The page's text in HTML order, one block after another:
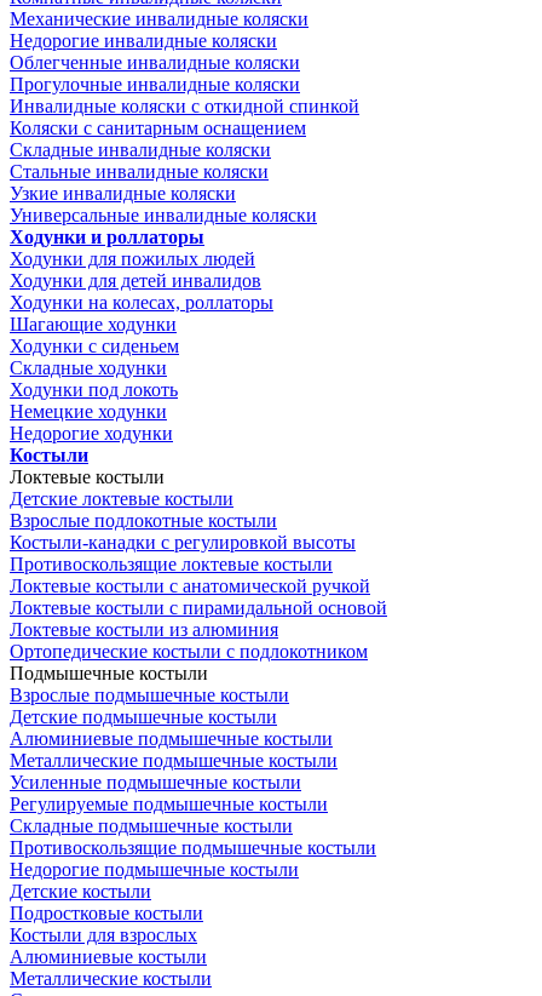
Механические инвалидные коляски
Недорогие инвалидные коляски
Облегченные инвалидные коляски
Прогулочные инвалидные коляски
Инвалидные коляски с откидной спинкой
Коляски с санитарным оснащением
Складные инвалидные коляски
Стальные инвалидные коляски
Узкие инвалидные коляски
Универсальные инвалидные коляски
Ходунки и роллаторы
Ходунки для пожилых людей
Ходунки для детей инвалидов
Ходунки на колесах, роллаторы
Шагающие ходунки
Ходунки с сиденьем
Складные ходунки
Ходунки под локоть
Немецкие ходунки
Недорогие ходунки
Костыли
Локтевые костыли
Детские локтевые костыли
Взрослые подлокотные костыли
Костыли-канадки с регулировкой высоты
Противоскользящие локтевые костыли
Локтевые костыли с анатомической ручкой
Локтевые костыли с пирамидальной основой
Локтевые костыли из алюминия
Ортопедические костыли с подлокотником
Подмышечные костыли
Взрослые подмышечные костыли
Детские подмышечные костыли
Алюминиевые подмышечные костыли
Металлические подмышечные костыли
Усиленные подмышечные костыли
Регулируемые подмышечные костыли
Складные подмышечные костыли
Противоскользящие подмышечные костыли
Недорогие подмышечные костыли
Детские костыли
Подростковые костыли
Костыли для взрослых
Алюминиевые костыли
Металлические костыли